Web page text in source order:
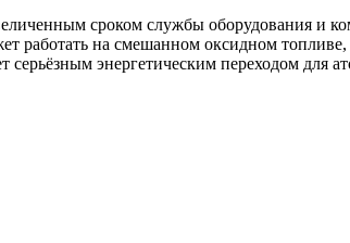
сроком службы оборудования и
работать на смешанном оксидном
серьёзным энергетическим переходом